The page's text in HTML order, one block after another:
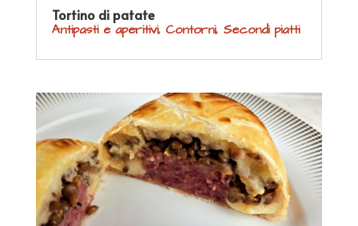
Tortino di patate
Antipasti e aperitivi, Contorni, Secondi piatti